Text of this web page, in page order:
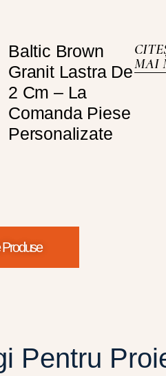
Baltic Brown
Granit Lastra De
2 Cm – La
Comanda Piese
Personalizate
MAI
Pentru